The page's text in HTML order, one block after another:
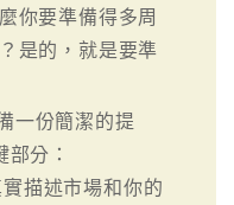
你要準備得多周
是的，就是要準
一份簡潔的提
分：
描述市場和你的